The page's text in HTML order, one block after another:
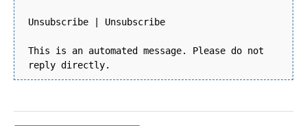
Unsubscribe | Unsubscribe
This is an automated message. Please do not
reply directly.